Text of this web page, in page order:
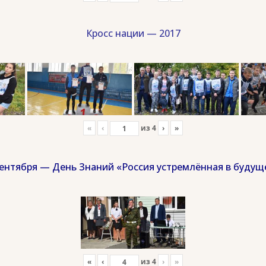
Кросс нации — 2017
« ‹ из 4 › »
— День Знаний «Россия устремлённая в
« ‹ из 4 › »